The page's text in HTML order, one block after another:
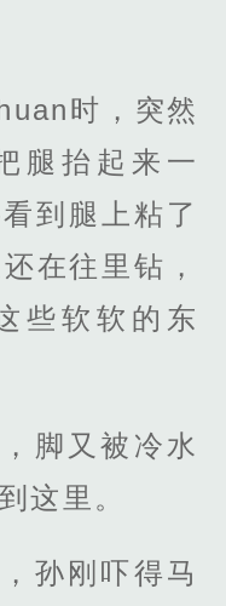
时，突然
腿抬起来一
到腿上粘了
在往里钻，
些软软的东
脚又被冷水
这里。
孙刚吓得马